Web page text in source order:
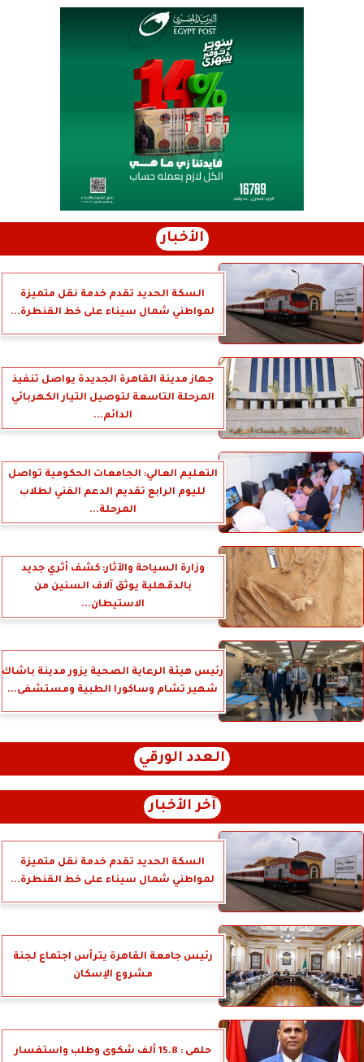
الأخبار
السكة الحديد تقدم خدمة نقل متميزة
لمواطني شمال سيناء على خط القنطرة...
جهاز مدينة القاهرة الجديدة يواصل تنفيذ
المرحلة التاسعة لتوصيل التيار الكهربائي
الدائم...
التعليم العالي: الجامعات الحكومية تواصل
لليوم الرابع تقديم الدعم الفني لطلاب
المرحلة...
وزارة السياحة والآثار: كشف أثري جديد
بالدقهلية يوثق آلاف السنين من
الاستيطان...
رئيس هيئة الرعاية الصحية يزور مدينة باشاك
شهير تشام وساكورا الطبية ومستشفى...
العدد الورقي
آخر الأخبار
السكة الحديد تقدم خدمة نقل متميزة
لمواطني شمال سيناء على خط القنطرة...
رئيس جامعة القاهرة يترأس اجتماع لجنة
مشروع الإسكان
حلمى : 15.8 ألف شكوى وطلب واستفسار